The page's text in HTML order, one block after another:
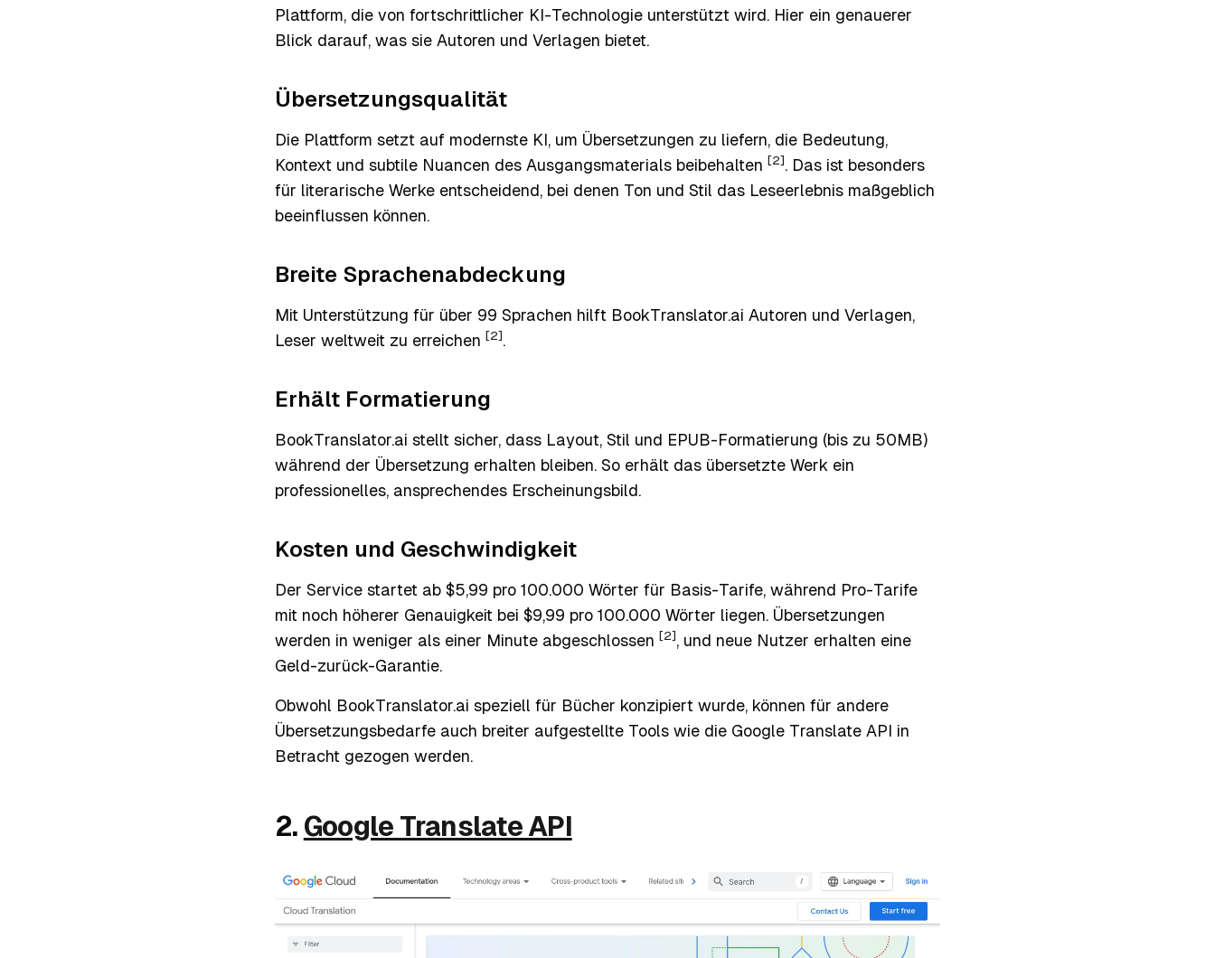
Plattform, die von fortschrittlicher KI-Technologie unterstützt wird. Hier ein genauerer
Blick darauf, was sie Autoren und Verlagen bietet.
Übersetzungsqualität
Die Plattform setzt auf modernste KI, um Übersetzungen zu liefern, die Bedeutung,
Kontext und subtile Nuancen des Ausgangsmaterials beibehalten [2] . Das ist besonders
für literarische Werke entscheidend, bei denen Ton und Stil das Leseerlebnis maßgeblich
beeinflussen können.
Breite Sprachenabdeckung
Mit Unterstützung für über 99 Sprachen hilft BookTranslator.ai Autoren und Verlagen,
Leser weltweit zu erreichen [2] .
Erhält Formatierung
BookTranslator.ai stellt sicher, dass Layout, Stil und EPUB-Formatierung (bis zu 50MB)
während der Übersetzung erhalten bleiben. So erhält das übersetzte Werk ein
professionelles, ansprechendes Erscheinungsbild.
Kosten und Geschwindigkeit
Der Service startet ab $5,99 pro 100.000 Wörter für Basis-Tarife, während Pro-Tarife
mit noch höherer Genauigkeit bei $9,99 pro 100.000 Wörter liegen. Übersetzungen
werden in weniger als einer Minute abgeschlossen [2] , und neue Nutzer erhalten eine
Geld-zurück-Garantie.
Obwohl BookTranslator.ai speziell für Bücher konzipiert wurde, können für andere
Übersetzungsbedarfe auch breiter aufgestellte Tools wie die Google Translate API in
Betracht gezogen werden.
2. Google Translate API